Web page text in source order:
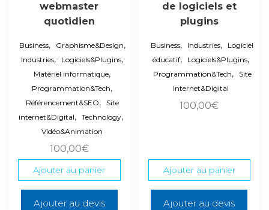
webmaster
quotidien
Business, Graphisme&Design,
Industries, Logiciels&Plugins,
Matériel informatique,
Programmation&Tech,
Référencement&SEO,
Site
internet&Digital, Technology,
Vidéo&Animation
100,00€
Ajouter au panier
Ajouter au devis
de logiciels et
plugins
Business, Industries,
Logiciel
éducatif, Logiciels&Plugins,
Programmation&Tech,
Site
internet&Digital
100,00€
Ajouter au panier
Ajouter au devis